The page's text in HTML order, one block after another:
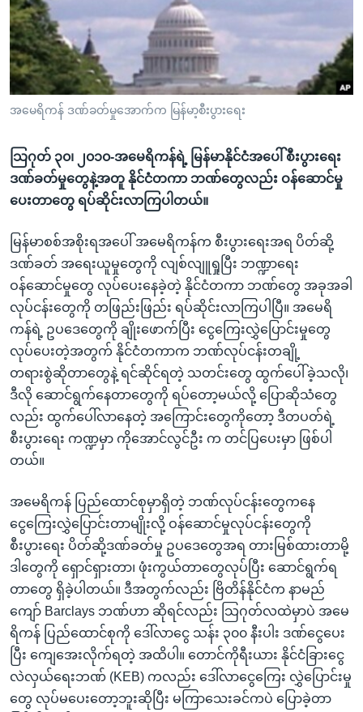
ညွန်း
စာမျက်နှာ
သို့
ကျော်
ကြည့်
ရှာဖွေ
ရန်
နေရာ
ကျော်
ရန်
သုတပဒေသာ အင်္ဂလိပ်စာ
Learning English
ဗွီအိုအေ လူမှုကွန်ယက်များ
ဘာသာစကားများ
အမေရိကန် ဒဏ်ခတ်မှုအောက်က မြန်မာ့စီးပွားရေး
သြဂုတ် ၃၀၊ ၂၀၁၀-အမေရိကန်ရဲ့ မြန်မာနိုင်ငံအပေါ် စီးပွားရေး
ဒဏ်ခတ်မှုတွေနဲ့အတူ နိုင်ငံတကာ ဘဏ်တွေလည်း ဝန်ဆောင်မှု
ပေးတာတွေ ရပ်ဆိုင်းလာကြပါတယ်။
မြန်မာစစ်အစိုးရအပေါ် အမေရိကန်က စီးပွားရေးအရ ပိတ်ဆို့
ဒဏ်ခတ် အရေးယူမှုတွေကို လျစ်လျူရှုပြီး ဘဏ္ဍာရေး
ဝန်ဆောင်မှုတွေ လုပ်ပေးနေခဲ့တဲ့ နိုင်ငံတကာ ဘဏ်တွေ အခုအခါ
လုပ်ငန်းတွေကို တဖြည်းဖြည်း ရပ်ဆိုင်းလာကြပါပြီ။ အမေရိ
ကန်ရဲ့ ဥပဒေတွေကို ချိုးဖောက်ပြီး ငွေကြေးလွှဲပြောင်းမှုတွေ
လုပ်ပေးတဲ့အတွက် နိုင်ငံတကာက ဘဏ်လုပ်ငန်းတချို့
တရားစွဲဆိုတာတွေနဲ့ ရင်ဆိုင်ရတဲ့ သတင်းတွေ ထွက်ပေါ်ခဲ့သလို၊
ဒီလို ဆောင်ရွက်နေတာတွေကို ရပ်တော့မယ်လို့ ပြောဆိုသံတွေ
လည်း ထွက်ပေါ်လာနေတဲ့ အကြောင်းတွေကိုတော့ ဒီတပတ်ရဲ့
စီးပွားရေး ကဏ္ဍမှာ ကိုအောင်လွင်ဦး က တင်ပြပေးမှာ ဖြစ်ပါ
တယ်။
အမေရိကန် ပြည်ထောင်စုမှာရှိတဲ့ ဘဏ်လုပ်ငန်းတွေကနေ
ငွေကြေးလွှဲပြောင်းတာမျိုးလို့ ဝန်ဆောင်မှုလုပ်ငန်းတွေကို
စီးပွားရေး ပိတ်ဆို့ဒဏ်ခတ်မှု ဥပဒေတွေအရ တားမြစ်ထားတာမို့
ဒါတွေကို ရှောင်ရှားတာ၊ ဖုံးကွယ်တာတွေလုပ်ပြီး ဆောင်ရွက်ရ
တာတွေ ရှိခဲ့ပါတယ်။ ဒီအတွက်လည်း ဗြိတိန်နိုင်ငံက နာမည်
ကျော် Barclays ဘဏ်ဟာ ဆိုရင်လည်း သြဂုတ်လထဲမှာပဲ အမေ
ရိကန် ပြည်ထောင်စုကို ဒေါ်လာငွေ သန်း ၃၀၀ နီးပါး ဒဏ်ငွေပေး
ပြီး ကျေအေးလိုက်ရတဲ့ အထိပါ။ တောင်ကိုရီးယား နိုင်ငံခြားငွေ
လဲလှယ်ရေးဘဏ် (KEB) ကလည်း ဒေါ်လာငွေကြေး လွှဲပြောင်းမှု
တွေ လုပ်မပေးတော့ဘူးဆိုပြီး မကြာသေးခင်ကပဲ ပြောခဲ့တာ